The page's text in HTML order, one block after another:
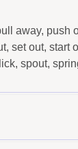
away, push
set out, start
spout,